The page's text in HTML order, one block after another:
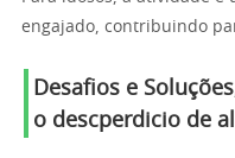
engajado, contribuindo
Desafios e Soluções
o descperdicio de